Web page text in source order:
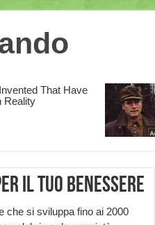
il tuo benessere
che si sviluppa fino ai 2000